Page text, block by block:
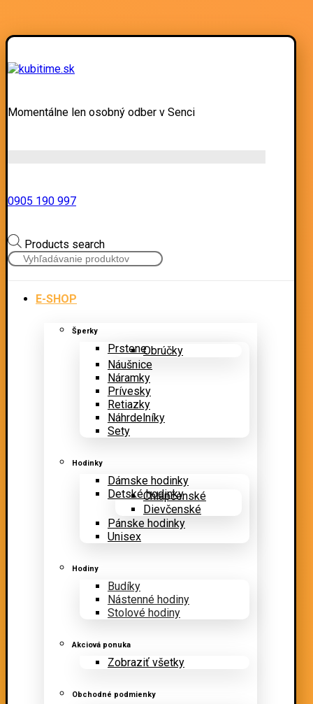
Momentálne len osobný odber v Senci
0905 190 997
Products search
E-SHOP
Šperky
PrsteneObrúčky
Náušnice
Náramky
Prívesky
Retiazky
Náhrdelníky
Sety
Hodinky
Dámske hodinky
Detské hodinky
Chlapčenské
Dievčenské
Pánske hodinky
Unisex
Hodiny
Budíky
Nástenné hodiny
Stolové hodiny
Akciová ponuka
Zobraziť všetky
Obchodné podmienky